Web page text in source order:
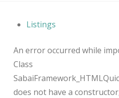
Listings
An error occurred while
Class
does not have a